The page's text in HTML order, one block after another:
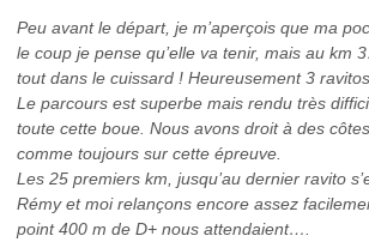
Peu avant le départ, je m’aperçois que ma
le coup je pense qu’elle va tenir, mais au km
tout dans le cuissard ! Heureusement 3
Le parcours est superbe mais rendu très
toute cette boue. Nous avons droit à des
comme toujours sur cette épreuve.
Les 25 premiers km, jusqu’au dernier ravito
Rémy et moi relançons encore assez
point 400 m de D+ nous attendaient….